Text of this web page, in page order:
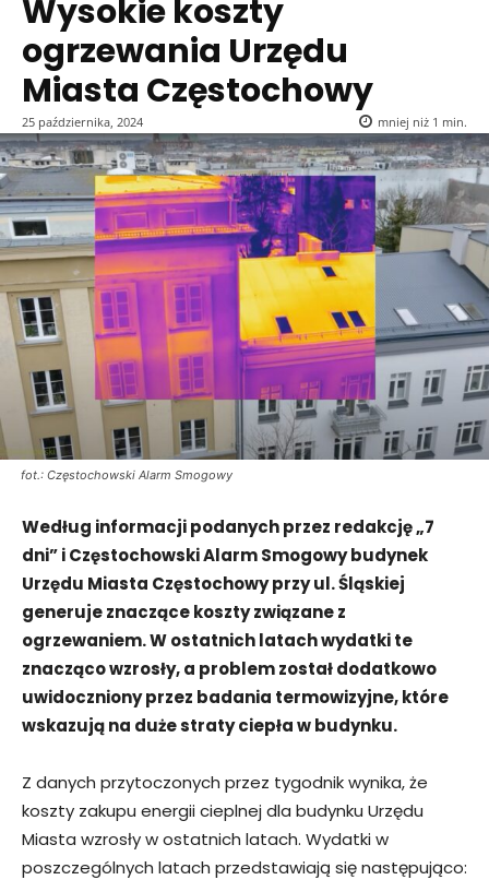
Wysokie koszty
ogrzewania Urzędu
Miasta Częstochowy
25 października, 2024 mniej niż 1 min.
fot.: Częstochowski Alarm Smogowy
Według informacji podanych przez redakcję „7
dni” i Częstochowski Alarm Smogowy budynek
Urzędu Miasta Częstochowy przy ul. Śląskiej
generuje znaczące koszty związane z
ogrzewaniem. W ostatnich latach wydatki te
znacząco wzrosły, a problem został dodatkowo
uwidoczniony przez badania termowizyjne, które
wskazują na duże straty ciepła w budynku.
Z danych przytoczonych przez tygodnik wynika, że
koszty zakupu energii cieplnej dla budynku Urzędu
Miasta wzrosły w ostatnich latach. Wydatki w
poszczególnych latach przedstawiają się następująco: